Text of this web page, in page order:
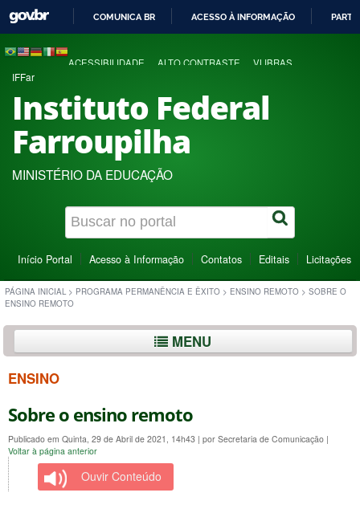
COMUNICA BR ACESSO À INFORMAÇÃO
ACESSIBILIDADE ALTO CONTRASTE VLIBRAS
IFFar
Instituto Federal
Farroupilha
MINISTÉRIO DA EDUCAÇÃO
Início Portal Acesso à Informação Contatos Editais Licitações
PÁGINA INICIAL > PROGRAMA PERMANÊNCIA E ÊXITO > ENSINO REMOTO > SOBRE O
ENSINO REMOTO
MENU
ENSINO
Sobre o ensino remoto
Publicado em Quinta, 29 de Abril de 2021, 14h43 | por Secretaria de Comunicação |
Voltar à página anterior
Ouvir Conteúdo